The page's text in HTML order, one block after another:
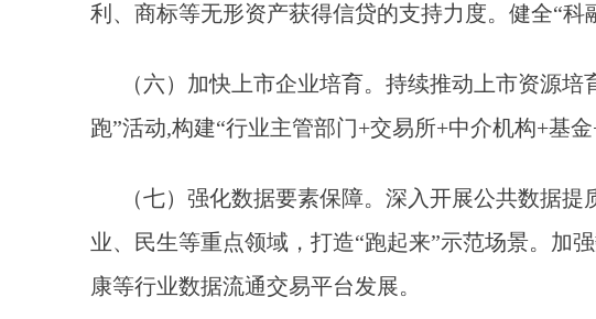
利、商标等无形资产获得信贷的支持力度。健全“科
（六）加快上市企业培育。持续推动上市资源
跑”活动,构建“行业主管部门+交易所+中介机构+基
（七）强化数据要素保障。深入开展公共数据
业、民生等重点领域，打造“跑起来”示范场景。加
康等行业数据流通交易平台发展。